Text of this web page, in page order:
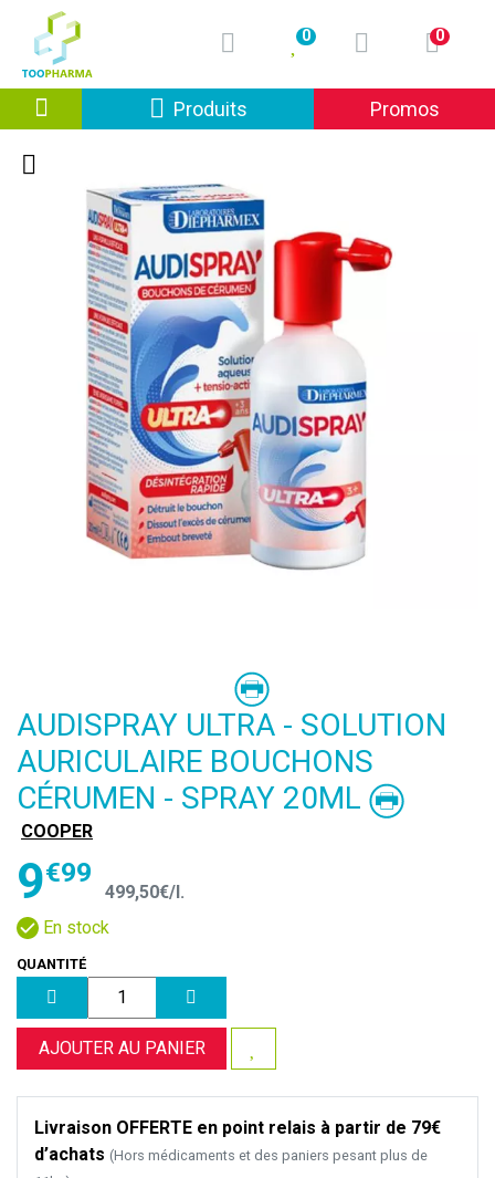
0 0
ProduitsAfficher la navigation
Promos
AUDISPRAY ULTRA - SOLUTION
AURICULAIRE BOUCHONS
CÉRUMEN - SPRAY 20ML
COOPER
9€99
499,50€/l.
En stock
QUANTITÉ
AJOUTER AU PANIER
Livraison OFFERTE en point relais à partir de 79€
d’achats (Hors médicaments et des paniers pesant plus de